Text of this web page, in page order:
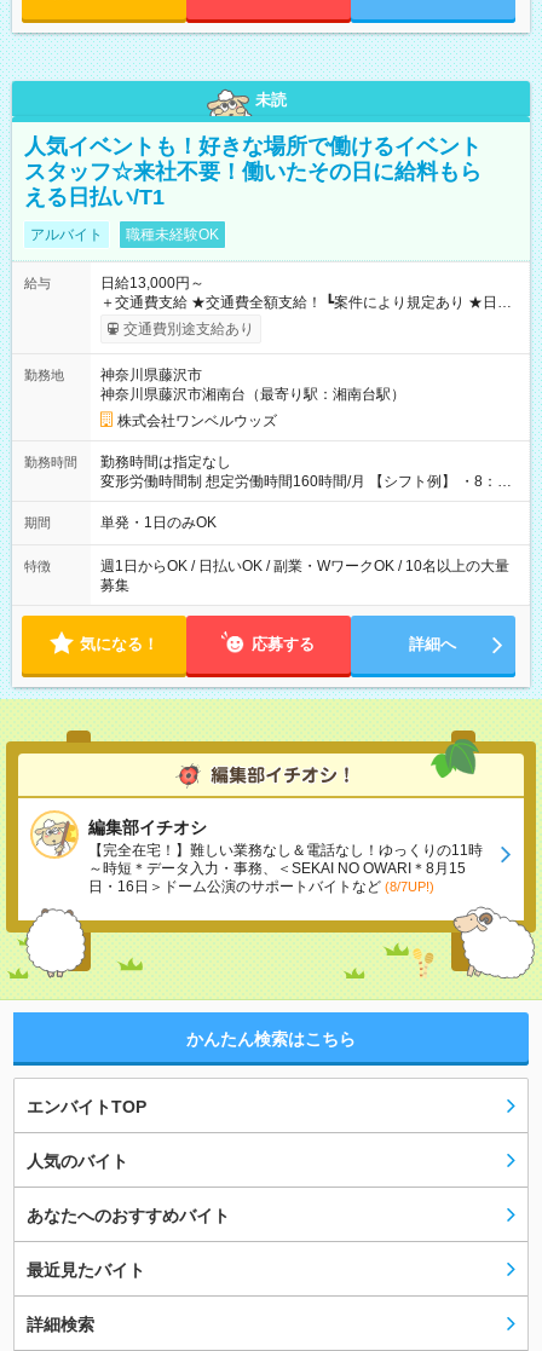
未読
人気イベントも！好きな場所で働けるイベント
スタッフ☆来社不要！働いたその日に給料もら
える日払い/T1
アルバイト 職種未経験OK
給与
日給13,000円～
＋交通費支給 ★交通費全額支給！ ┗案件により規定あり ★日払
いOK！（規定あり） ┗働いたその日に現金GET♪ お仕事後はコ
ンビニATMから 日払い分を引き落とせます！ 【試用期間】試
交通費別途支給あり
勤務地
神奈川県藤沢市
神奈川県藤沢市湘南台（最寄り駅：湘南台駅）
株式会社ワンベルウッズ
勤務時間
勤務時間は指定なし
変形労働時間制 想定労働時間160時間/月 【シフト例】 ・8：00
～21：00
期間 単発・1日のみOK
特徴
週1日からOK / 日払いOK / 副業・WワークOK / 10名以上の大量
募集
気になる！ 応募する 詳細へ
編集部イチオシ
【完全在宅！】難しい業務なし＆電話なし！ゆっくりの11時
～時短＊データ入力・事務、＜SEKAI NO OWARI＊8月15
日・16日＞ドーム公演のサポートバイトなど (8/7UP!)
かんたん検索はこちら
エンバイトTOP
人気のバイト
あなたへのおすすめバイト
最近見たバイト
詳細検索